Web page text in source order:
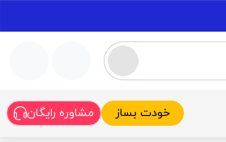
خودت بساز مشاوره رایگان